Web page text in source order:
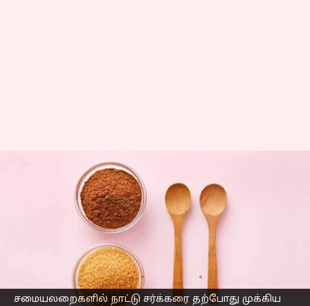
சமையலறைகளில் நாட்டு சர்க்கரை தற்போது முக்கிய
நாட்டு சர்க்கரை
உண்மையில்
ஆரோக்கியமானதா?
உண்மையை தெரிந்து
கொள்வோம்!
Venkatalakshmi V